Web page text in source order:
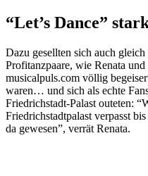
“Let’s Dance”
Dazu gesellten sich auch gleich
Profitanzpaare, wie Renata
musicalpuls.com völlig
waren… und sich als echte
Friedrichstadt-Palast outeten:
Friedrichstadtpalast verpasst
da gewesen”, verrät Renata.